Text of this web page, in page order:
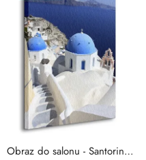
Obraz do salonu - Santorini -